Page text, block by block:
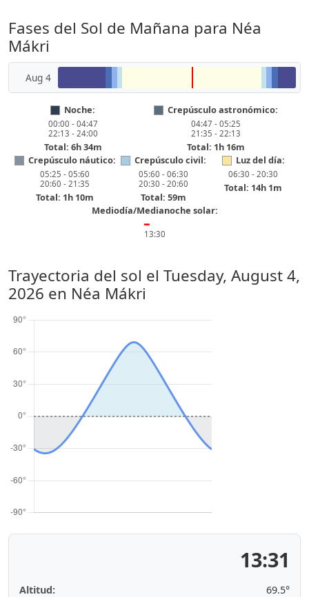
Fases del Sol de Mañana para Néa
Mákri
Aug 4
Noche:
00:00 - 04:47
22:13 - 24:00
Total: 6h 34m
Crepúsculo astronómico:
04:47 - 05:25
21:35 - 22:13
Total: 1h 16m
Crepúsculo náutico:
05:25 - 05:60
20:60 - 21:35
Total: 1h 10m
Crepúsculo civil:
05:60 - 06:30
20:30 - 20:60
Total: 59m
Luz del día:
06:30 - 20:30
Total: 14h 1m
Mediodía/Medianoche solar:
━
13:30
Trayectoria del sol el Tuesday, August 4,
2026 en Néa Mákri
13:31
Altitud:
69.5°